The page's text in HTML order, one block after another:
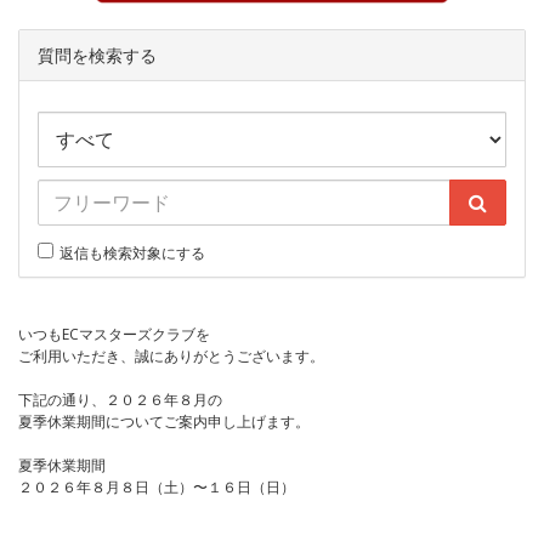
質問を検索する
返信も検索対象にする
いつもECマスターズクラブを
ご利用いただき、誠にありがとうございます。
下記の通り、２０２６年８月の
夏季休業期間についてご案内申し上げます。
夏季休業期間
２０２６年８月８日（土）〜１６日（日）